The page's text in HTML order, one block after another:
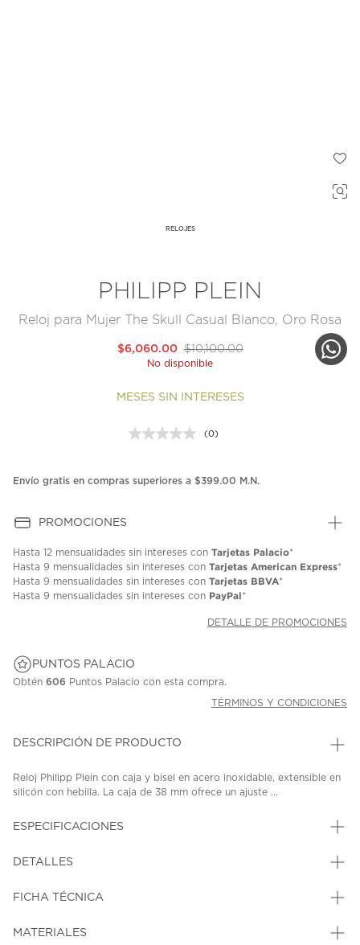
RELOJES
PHILIPP PLEIN
Reloj para Mujer The Skull Casual Blanco, Oro Rosa
$10,100.00
$6,060.00
No disponible
MESES SIN INTERESES
Sin
en
(0)
Envío gratis en compras superiores a $399.00 M.N.
PROMOCIONES
Hasta 12 mensualidades sin intereses con Tarjetas Palacio*
Hasta 9 mensualidades sin intereses con Tarjetas American Express*
Hasta 9 mensualidades sin intereses con Tarjetas BBVA*
Hasta 9 mensualidades sin intereses con PayPal*
DETALLE DE PROMOCIONES
PUNTOS PALACIO
Obtén 606 Puntos Palacio con esta compra.
TÉRMINOS Y CONDICIONES
DESCRIPCIÓN DE PRODUCTO
Reloj Philipp Plein con caja y bisel en acero inoxidable, extensible en
silicón con hebilla. La caja de 38 mm ofrece un ajuste ...
ESPECIFICACIONES
DETALLES
FICHA TÉCNICA
MATERIALES